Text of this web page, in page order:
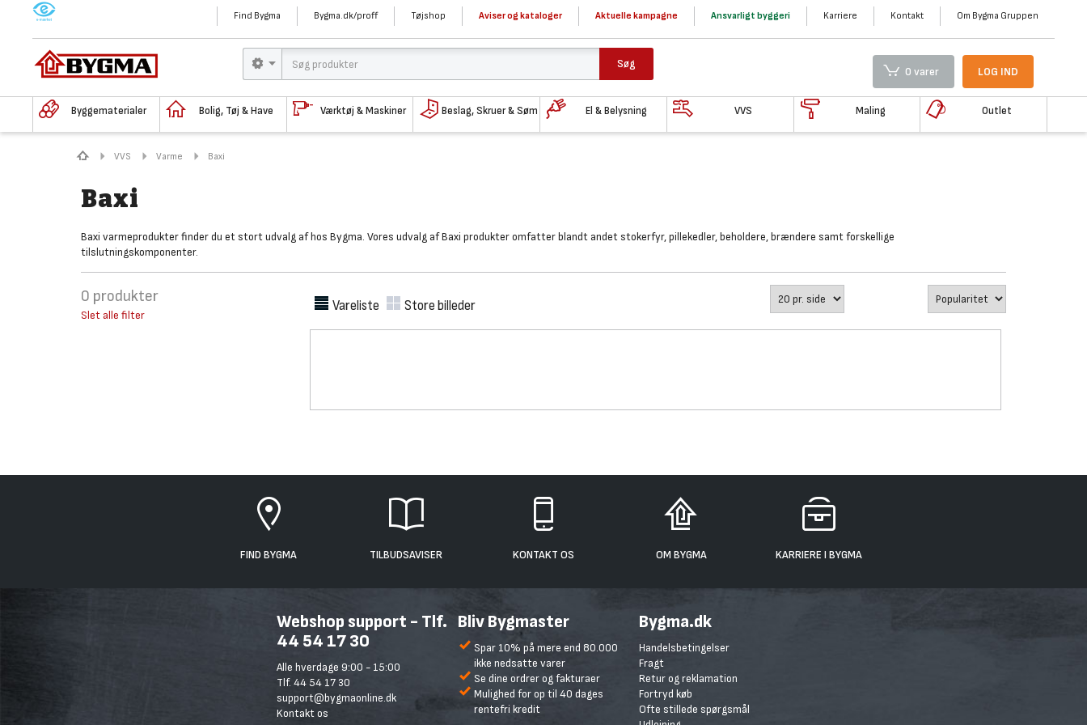
M Find Bygma Bygma.dk/proff Tøjshop Aviser og kataloger Aktuelle kampagne Ansvarligt byggeri Karriere Kontakt Om Bygma Gruppen
Søg
0 varer LOG IND
Byggematerialer Bolig, Tøj & Have Værktøj & Maskiner Beslag, Skruer & Søm El & Belysning VVS Maling Outlet
VVS Varme Baxi
Baxi
Baxi varmeprodukter finder du et stort udvalg af hos Bygma. Vores udvalg af Baxi produkter omfatter blandt andet stokerfyr, pillekedler, beholdere, brændere samt forskellige
tilslutningskomponenter.
0 produkter
Slet alle filter
Vareliste Store billeder
FIND BYGMA TILBUDSAVISER KONTAKT OS OM BYGMA KARRIERE I BYGMA
Webshop support - Tlf.
44 54 17 30
Alle hverdage 9:00 - 15:00
Tlf. 44 54 17 30
support@bygmaonline.dk
Kontakt os
Bliv Bygmaster
Spar 10% på mere end 80.000
ikke nedsatte varer
Se dine ordrer og fakturaer
Mulighed for op til 40 dages
rentefri kredit
Bygma.dk
Handelsbetingelser
Fragt
Retur og reklamation
Fortryd køb
Ofte stillede spørgsmål